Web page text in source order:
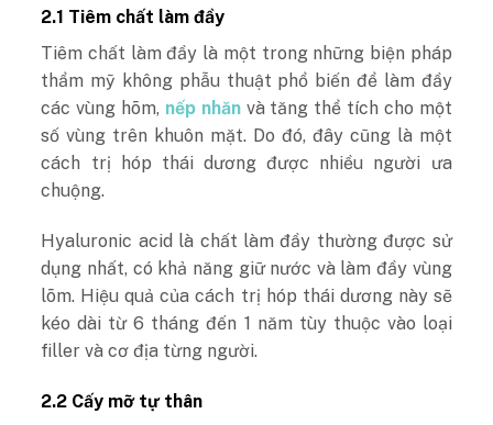
2.1 Tiêm chất làm đầy
Tiêm chất làm đầy là một trong những biện pháp
thẩm mỹ không phẫu thuật phổ biến để làm đầy
các vùng hõm, nếp nhăn và tăng thể tích cho một
số vùng trên khuôn mặt. Do đó, đây cũng là một
cách trị hóp thái dương được nhiều người ưa
chuộng.
Hyaluronic acid là chất làm đầy thường được sử
dụng nhất, có khả năng giữ nước và làm đầy vùng
lõm. Hiệu quả của cách trị hóp thái dương này sẽ
kéo dài từ 6 tháng đến 1 năm tùy thuộc vào loại
filler và cơ địa từng người.
2.2 Cấy mỡ tự thân